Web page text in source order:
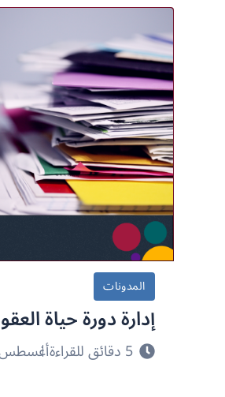
المدونات
إدارة دورة حياة
5 دقائق للقراءة أغسطس 5,